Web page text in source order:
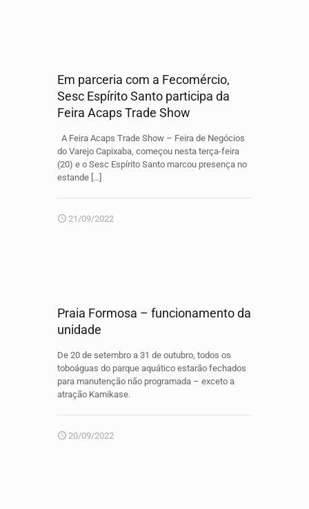
Em parceria com a Fecomércio,
Sesc Espírito Santo participa da
Feira Acaps Trade Show
A Feira Acaps Trade Show – Feira de Negócios
do Varejo Capixaba, começou nesta terça-feira
(20) e o Sesc Espírito Santo marcou presença no
estande […]
21/09/2022
Praia Formosa – funcionamento da
unidade
De 20 de setembro a 31 de outubro, todos os
toboáguas do parque aquático estarão fechados
para manutenção não programada – exceto a
atração Kamikase.
20/09/2022